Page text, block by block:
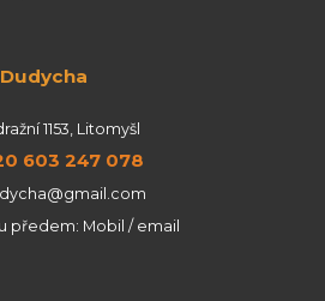
1153, Litomyšl
603 247 078
předem: Mobil / email